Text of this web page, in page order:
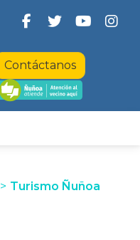
Contáctanos
> Turismo Ñuñoa